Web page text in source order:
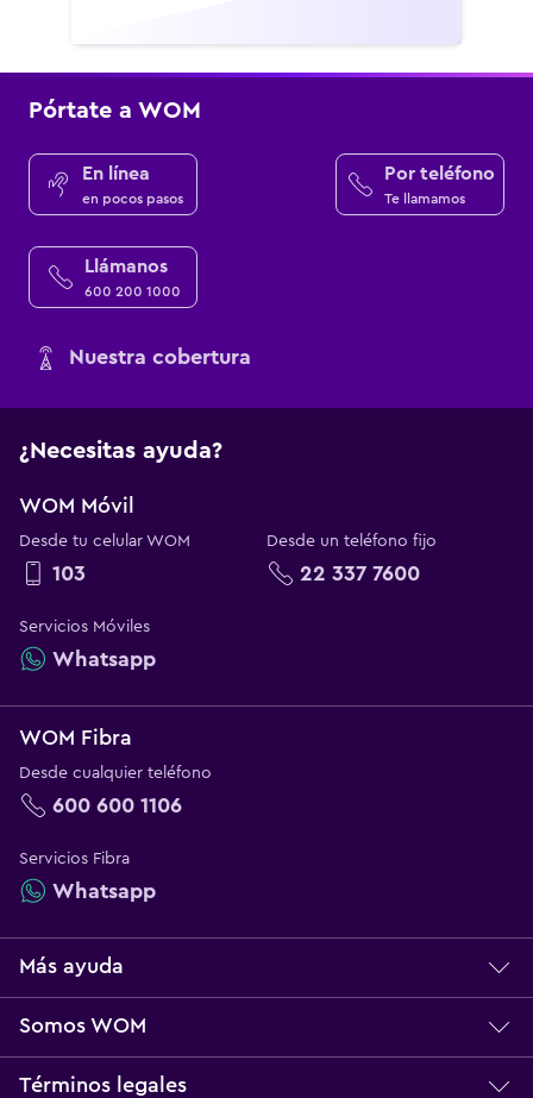
Pórtate a WOM
En línea
en pocos pasos
Por teléfono
Te llamamos
Llámanos
600 200 1000
Nuestra cobertura
¿Necesitas ayuda?
WOM Móvil
Desde tu celular WOM
103
Desde un teléfono fijo
22 337 7600
Servicios Móviles
Whatsapp
WOM Fibra
Desde cualquier teléfono
600 600 1106
Servicios Fibra
Whatsapp
Más ayuda
Servicio técnico
Somos WOM
Sobre WOM
Términos legales